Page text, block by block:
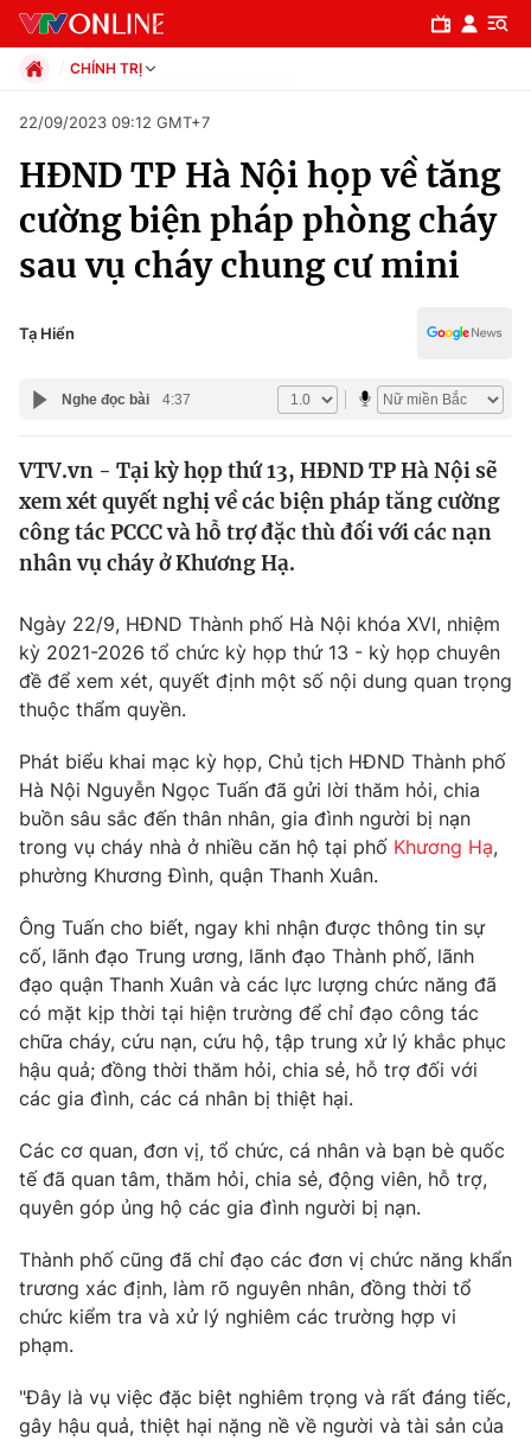
Chuyên mục
Chính trị
Thế giới
Tin tức
Câu chuyện quốc tế
Tài chính
Thị trường
Góc doanh nghiệp
Dữ liệu và đời sống
Truyền hình
Phim VTV
Hậu trường
Nhân vật
Khán giả
Giải sao mai
Giải trí
Điện ảnh
Âm nhạc
Sao
Đời sống
Làm đẹp
Chất lượng cuộc sống
Giáo dục
Tuyển sinh
Học trực tuyến
Công nghệ
Hitech Công nghệ tương lai
Sản phẩm
Thị trường
Tư vấn
Giao lưu trực tuyến
Chuyên mục khác
Emagazine Podcast
Photo Infographic
Video Shorts video
CHÍNH TRỊ
Xã hội
Pháp luật
Thể thao
Truyền hình
Văn hóa - Giải trí
Giáo dục
22/09/2023 09:12 GMT+7
HĐND TP Hà Nội họp về tăng
cường biện pháp phòng cháy
sau vụ cháy chung cư mini
Tạ Hiển
Nghe đọc bài 4:37
VTV.vn - Tại kỳ họp thứ 13, HĐND TP Hà Nội sẽ
xem xét quyết nghị về các biện pháp tăng cường
công tác PCCC và hỗ trợ đặc thù đối với các nạn
nhân vụ cháy ở Khương Hạ.
Ngày 22/9, HĐND Thành phố Hà Nội khóa XVI, nhiệm
kỳ 2021-2026 tổ chức kỳ họp thứ 13 - kỳ họp chuyên
đề để xem xét, quyết định một số nội dung quan trọng
thuộc thẩm quyền.
Phát biểu khai mạc kỳ họp, Chủ tịch HĐND Thành phố
Hà Nội Nguyễn Ngọc Tuấn đã gửi lời thăm hỏi, chia
buồn sâu sắc đến thân nhân, gia đình người bị nạn
trong vụ cháy nhà ở nhiều căn hộ tại phố Khương Hạ,
phường Khương Đình, quận Thanh Xuân.
Ông Tuấn cho biết, ngay khi nhận được thông tin sự
cố, lãnh đạo Trung ương, lãnh đạo Thành phố, lãnh
đạo quận Thanh Xuân và các lực lượng chức năng đã
có mặt kịp thời tại hiện trường để chỉ đạo công tác
chữa cháy, cứu nạn, cứu hộ, tập trung xử lý khắc phục
hậu quả; đồng thời thăm hỏi, chia sẻ, hỗ trợ đối với
các gia đình, các cá nhân bị thiệt hại.
Các cơ quan, đơn vị, tổ chức, cá nhân và bạn bè quốc
tế đã quan tâm, thăm hỏi, chia sẻ, động viên, hỗ trợ,
quyên góp ủng hộ các gia đình người bị nạn.
Thành phố cũng đã chỉ đạo các đơn vị chức năng khẩn
trương xác định, làm rõ nguyên nhân, đồng thời tổ
chức kiểm tra và xử lý nghiêm các trường hợp vi
phạm.
"Đây là vụ việc đặc biệt nghiêm trọng và rất đáng tiếc,
gây hậu quả, thiệt hại nặng nề về người và tài sản của